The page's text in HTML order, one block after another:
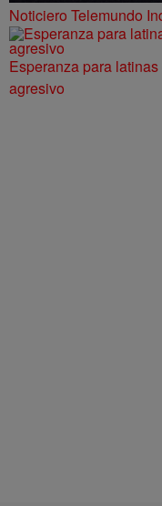
Noticiero Telemundo
Esperanza para
agresivo